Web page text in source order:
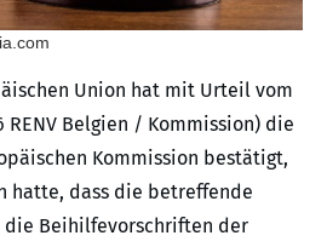
Union hat mit Urteil vom
RENV Belgien / Kommission) die
Kommission bestätigt,
hatte, dass die betreffende
die Beihilfevorschriften der